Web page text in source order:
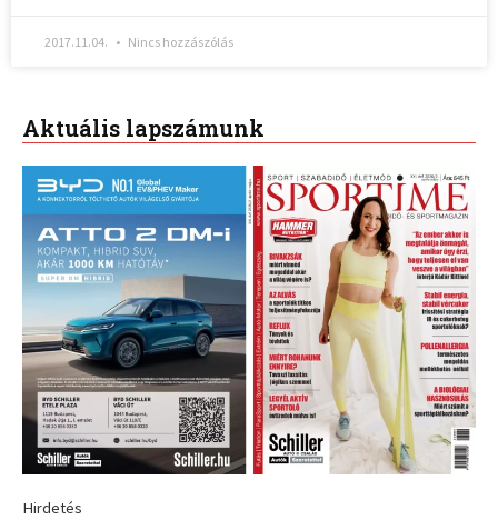
2017.11.04. Nincs hozzászólás
Aktuális lapszámunk
Hirdetés